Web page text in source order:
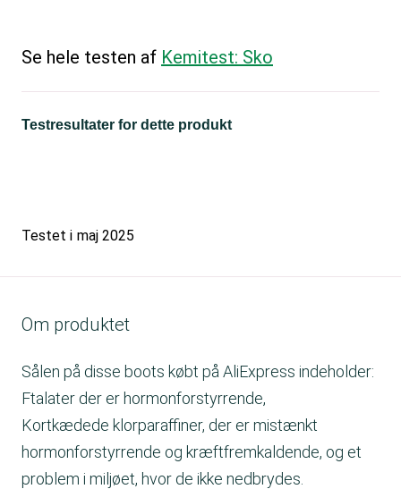
Se hele testen af Kemitest: Sko
Testresultater for dette produkt
Testet i maj 2025
Om produktet
Sålen på disse boots købt på AliExpress indeholder:
Ftalater der er hormonforstyrrende,
Kortkædede klorparaffiner, der er mistænkt
hormonforstyrrende og kræftfremkaldende, og et
problem i miljøet, hvor de ikke nedbrydes.